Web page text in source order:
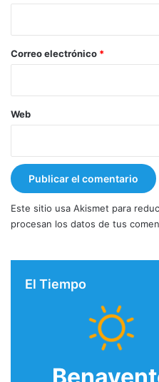
*
Correo electrónico *
Web
Este sitio usa Akismet para
procesan los datos de tus
El Tiempo